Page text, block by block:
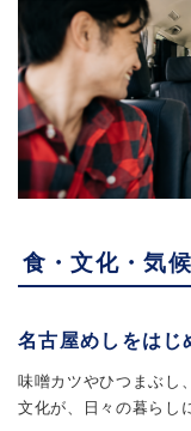
食・文化・気
名古屋めしをはじ
味噌カツやひつまぶし
文化が、日々の暮らし